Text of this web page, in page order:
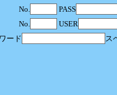
No.
PASS
No.
USER
ード
ス